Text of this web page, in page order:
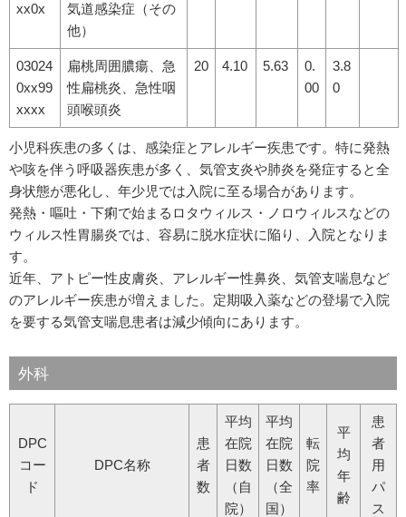
xx0x
気道感染症（その
他）
03024
0xx99
xxxx
扁桃周囲膿瘍、急
性扁桃炎、急性咽
頭喉頭炎
20 4.10 5.63
0.
00
3.8
0
小児科疾患の多くは、感染症とアレルギー疾患です。特に発熱
や咳を伴う呼吸器疾患が多く、気管支炎や肺炎を発症すると全
身状態が悪化し、年少児では入院に至る場合があります。
発熱・嘔吐・下痢で始まるロタウィルス・ノロウィルスなどの
ウィルス性胃腸炎では、容易に脱水症状に陥り、入院となりま
す。
近年、アトピー性皮膚炎、アレルギー性鼻炎、気管支喘息など
のアレルギー疾患が増えました。定期吸入薬などの登場で入院
を要する気管支喘息患者は減少傾向にあります。
外科
DPC
コー
ド
DPC名称
患
者
数
平均
在院
日数
（自
院）
平均
在院
日数
（全
国）
転
院
率
平
均
年
齢
患
者
用
パ
ス